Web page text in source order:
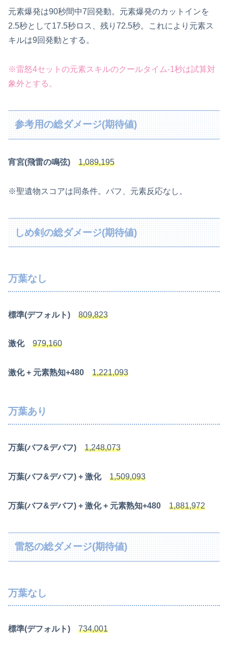
元素爆発は90秒間中7回発動。元素爆発のカットインを
2.5秒として17.5秒ロス、残り72.5秒。これにより元素ス
キルは9回発動とする。
※雷怒4セット の元素スキルのクールタイム-1秒は試算対
象外とする。
参考用の総ダメージ(期待値)
宵宮(飛雷の鳴弦) 1,089,195
※聖遺物スコアは同条件。バフ、元素反応なし。
しめ剣の総ダメージ(期待値)
万葉なし
標準(デフォルト) 809,823
激化 979,160
激化 + 元素熟知+480 1,221,093
万葉あり
万葉(バフ&デバフ) 1,248,073
万葉(バフ&デバフ) + 激化 1,509,093
万葉(バフ&デバフ) + 激化 + 元素熟知+480 1,881,972
雷怒の総ダメージ(期待値)
万葉なし
標準(デフォルト) 734,001